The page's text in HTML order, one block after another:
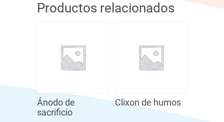
Productos relacionados
Ánodo de
sacrificio
Clixon de humos